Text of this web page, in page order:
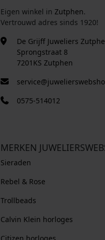
Eigen winkel in Zutphen.
Vertrouwd adres sinds 1920!
De Grijff Juweliers
Sprongstraat 8
7201KS Zutphen
0575-514012
MERKEN
Sieraden
Rebel & Rose
Trollbeads
Calvin Klein horloges